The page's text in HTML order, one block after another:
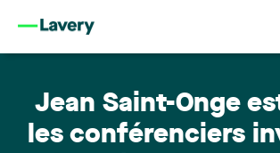
Jean Saint-Onge
les conférenciers